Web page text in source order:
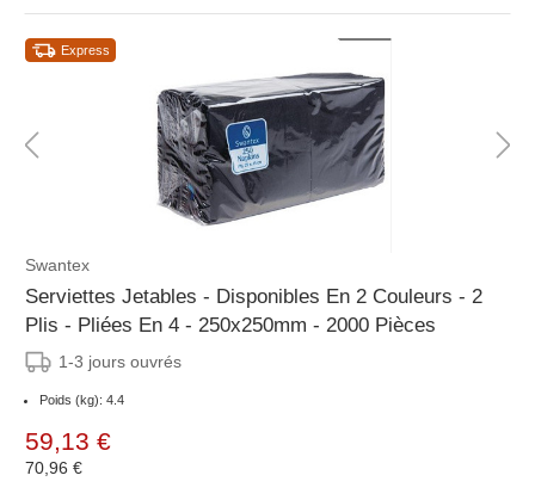
Express
Swantex
Serviettes Jetables - Disponibles En 2 Couleurs - 2
Plis - Pliées En 4 - 250x250mm - 2000 Pièces
1-3 jours ouvrés
Poids (kg): 4.4
59,13 €
70,96 €